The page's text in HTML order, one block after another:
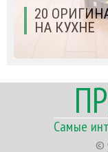
20
НА КУХНЕ
Самые
©